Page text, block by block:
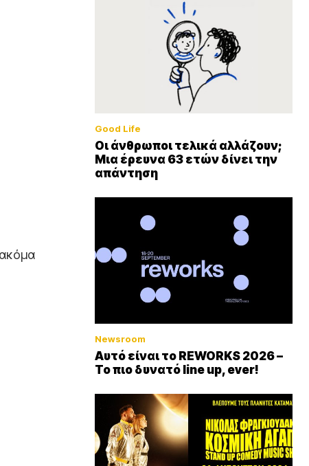
Good Life
Οι άνθρωποι τελικά αλλάζουν;
Μια έρευνα 63 ετών δίνει την
απάντηση
Newsroom
Αυτό είναι το REWORKS 2026 –
Το πιο δυνατό line up, ever!